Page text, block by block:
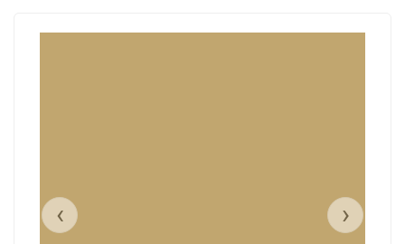
‹ ›